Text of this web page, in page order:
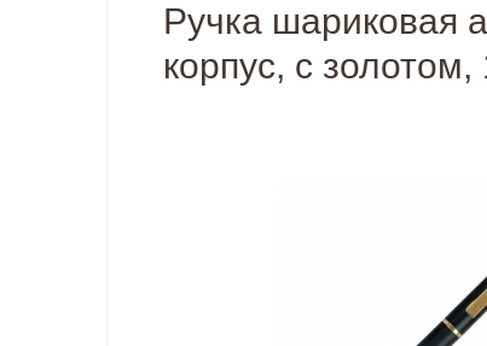
Ручка шариковая
корпус, с